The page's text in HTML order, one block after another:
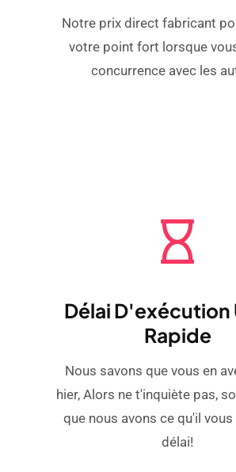
Notre prix direct fabricant
votre point fort lorsque
concurrence avec les
Délai
Rapide
Nous savons que vous en
hier, Alors ne t'inquiète pas,
que nous avons ce qu'il
délai!